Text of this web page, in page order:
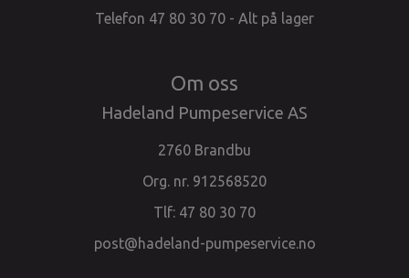
Telefon 47 80 30 70 - Alt på lager
Om oss
Hadeland Pumpeservice AS
2760 Brandbu
Org. nr. 912568520
Tlf: 47 80 30 70
post@hadeland-pumpeservice.no